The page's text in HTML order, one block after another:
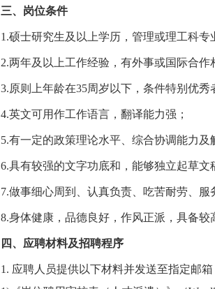
三、 岗位条件
1.硕士研究生及以上学历，管理或理工科专
2.两年及以上工作经验，有外事或国际合作
3.原则上年龄在35周岁以下，条件特别优秀
4.英文可用作工作语言，翻译能力强；
5.有一定的政策理论水平、综合协调能力及
6.具有较强的文字功底和，能够独立起草文
7.做事细心周到、认真负责、吃苦耐劳、服
8.身体健康，品德良好，作风正派，具备较
四、应聘材料及招聘程序
1. 应聘人员提供以下材料并发送至指定邮箱